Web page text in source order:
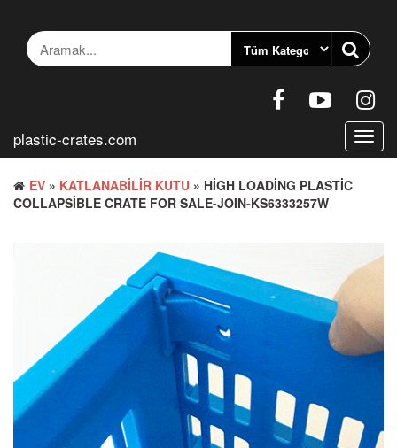
aç/
plastic-crates.com
EV » KATLANABILIR KUTU » HIGH LOADING PLASTIC
COLLAPSIBLE CRATE FOR SALE-JOIN-KS6333257W